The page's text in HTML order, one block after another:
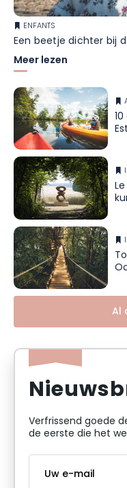
ENFANTS
Een beetje dichter bij
Meer lezen
Al
Verfrissend goede
de eerste die het